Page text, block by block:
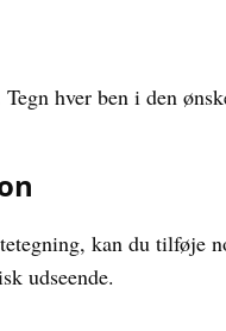
Tegn hver ben i den
kan du tilføje
udseende.